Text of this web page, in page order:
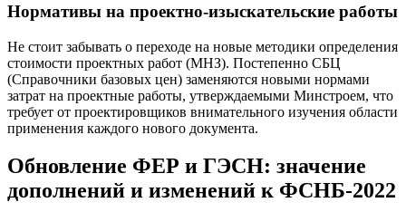
Нормативы на проектно-изыскательские работы
Не стоит забывать о переходе на новые методики определения
стоимости проектных работ (МНЗ). Постепенно СБЦ
(Справочники базовых цен) заменяются новыми нормами
затрат на проектные работы, утверждаемыми Минстроем, что
требует от проектировщиков внимательного изучения области
применения каждого нового документа.
Обновление ФЕР и ГЭСН: значение
дополнений и изменений к ФСНБ-2022